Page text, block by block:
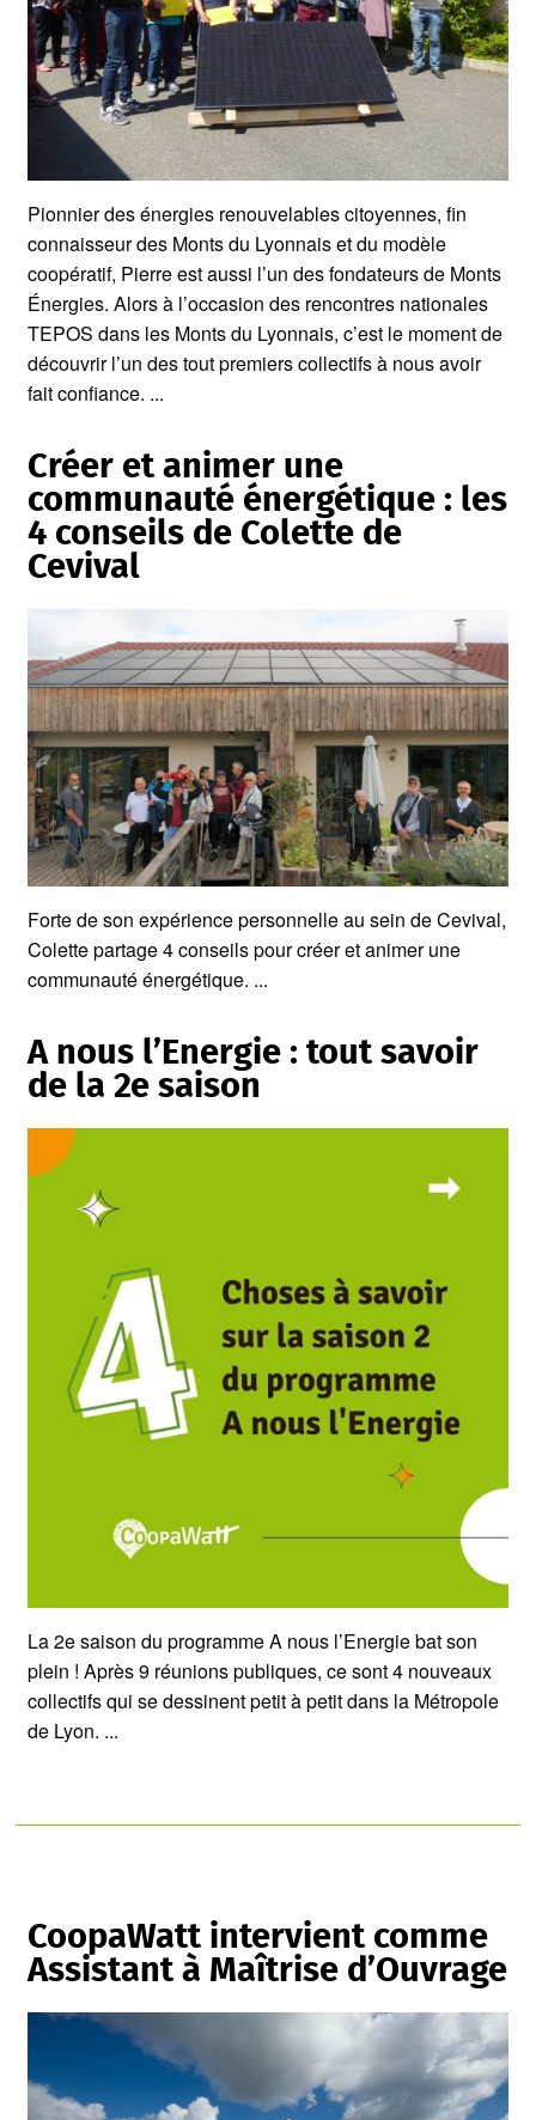
Pionnier des énergies renouvelables citoyennes, fin
connaisseur des Monts du Lyonnais et du modèle
coopératif, Pierre est aussi l’un des fondateurs de Monts
Énergies. Alors à l’occasion des rencontres nationales
TEPOS dans les Monts du Lyonnais, c’est le moment de
découvrir l’un des tout premiers collectifs à nous avoir
fait confiance.
Créer et animer une
communauté énergétique : les
4 conseils de Colette de
Cevival
Forte de son expérience personnelle au sein de Cevival,
Colette partage 4 conseils pour créer et animer une
communauté énergétique.
A nous l’Energie : tout savoir
de la 2e saison
La 2e saison du programme A nous l’Energie bat son
plein ! Après 9 réunions publiques, ce sont 4 nouveaux
collectifs qui se dessinent petit à petit dans la Métropole
de Lyon.
CoopaWatt intervient comme
Assistant à Maîtrise d’Ouvrage